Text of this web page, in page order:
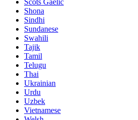
Shona
Sindhi
Sundanese
Swahili
Tajik
Tamil
Telugu
Thai
Ukrainian
Urdu
Uzbek
Vietnamese